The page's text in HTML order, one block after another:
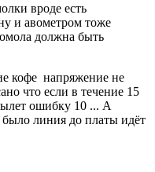
вроде есть
и авометром тоже
должна быть
кофе напряжение не
что если в течение 15
ошибку 10 ... А
линия до платы идёт